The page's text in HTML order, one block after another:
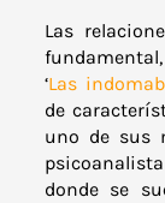
Las
fundamental,
‘Las
de
uno de sus
donde se